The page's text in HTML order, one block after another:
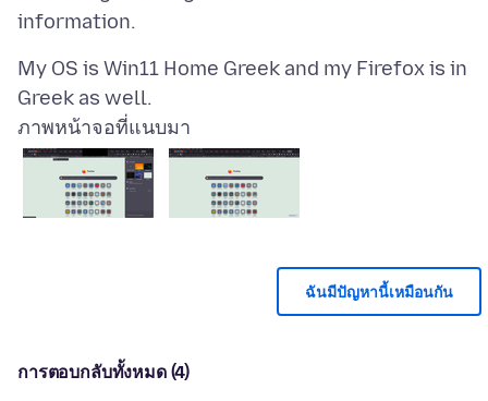
My OS is Win11 Home Greek and my Firefox is in
ภาพหน้าจอที่แนบมา
ฉันมีปัญหานี้เหมือนกัน
การตอบกลับทั้งหมด (4)